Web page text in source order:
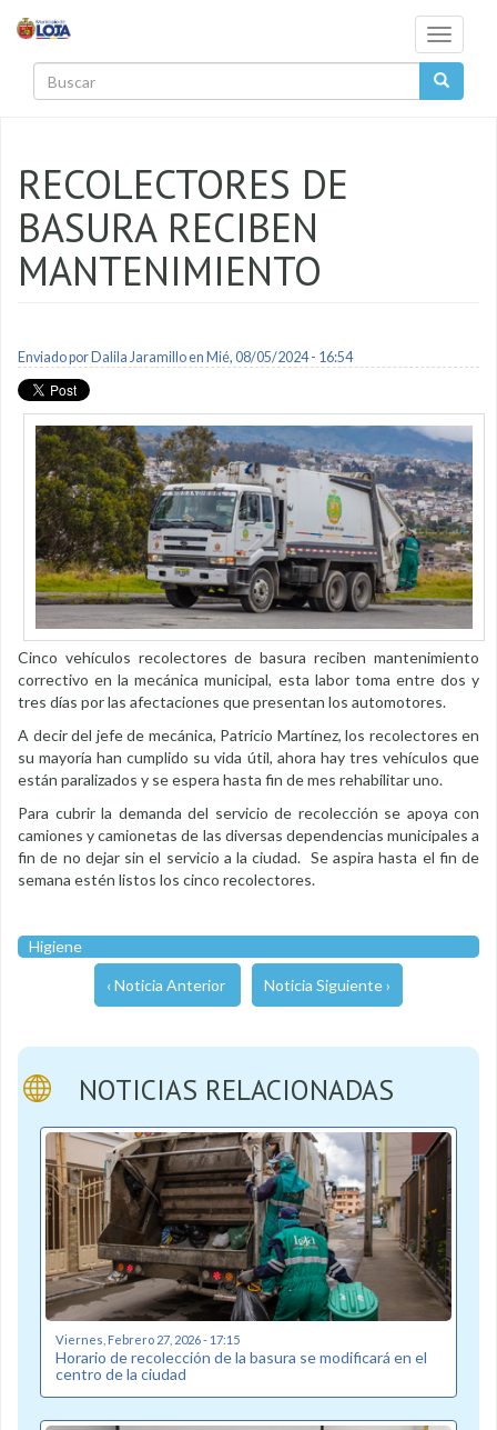
Toggle
RECOLECTORES DE
BASURA RECIBEN
MANTENIMIENTO
Enviado por Dalila Jaramilloen Mié, 08/05/2024 - 16:54
Cinco vehículos recolectores de basura reciben mantenimiento
correctivo en la mecánica municipal, esta labor toma entre dos y
tres días por las afectaciones que presentan los automotores.
A decir del jefe de mecánica, Patricio Martínez, los recolectores en
su mayoría han cumplido su vida útil, ahora hay tres vehículos que
están paralizados y se espera hasta fin de mes rehabilitar uno.
Para cubrir la demanda del servicio de recolección se apoya con
camiones y camionetas de las diversas dependencias municipales a
fin de no dejar sin el servicio a la ciudad. Se aspira hasta el fin de
semana estén listos los cinco recolectores.
Higiene
‹ Noticia Anterior Noticia Siguiente ›
NOTICIAS RELACIONADAS
Viernes, Febrero 27, 2026 - 17:15
Horario de recolección de la basura se modificará en el
centro de la ciudad